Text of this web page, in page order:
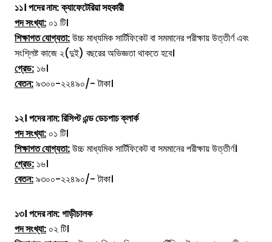
১১।পদের নাম:ক্যাফেটেরিয়া সহকারী
পদ সংখ্যা: ০১ টি।
শিক্ষাগত যোগ্যতা:উচ্চ মাধ্যমিক সার্টিফিকেট বা সমমানের পরীক্ষায় উত্তীর্ণ এবং
সংশ্লিষ্ট কাজে ২(দুই) বছরের অভিজ্ঞতা থাকতে হবে।
গ্রেড: ১৬।
বেতন:৯৩০০-২২৪৯০/- টাকা।
১২। পদের নাম: রিসিপ্ট এন্ড ডেচপাচ ক্লার্ক
পদ সংখ্যা: ০১ টি।
শিক্ষাগত যোগ্যতা:উচ্চ মাধ্যমিক সার্টিফিকেট বা সমমানের পরীক্ষায় উত্তীর্ণ।
গ্রেড: ১৬।
বেতন:৯৩০০-২২৪৯০/- টাকা।
১৩।পদের নাম:গাড়ীচালক
পদ সংখ্যা: ০২ টি।